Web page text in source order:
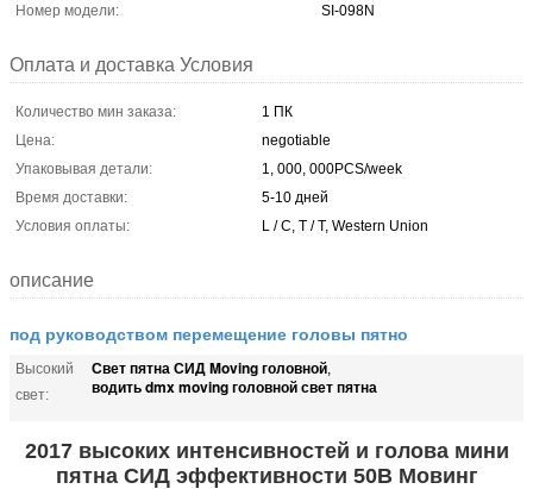
Номер модели:
SI-098N
Оплата и доставка Условия
Количество мин заказа:
1 ПК
Цена:
negotiable
Упаковывая детали:
1, 000, 000PCS/week
Время доставки:
5-10 дней
Условия оплаты:
L / C, T / T, Western Union
описание
под руководством перемещение головы пятно
Высокий
свет:
Свет пятна СИД Moving головной,
водить dmx moving головной свет пятна
2017 высоких интенсивностей и голова мини
пятна СИД эффективности 50В Мовинг